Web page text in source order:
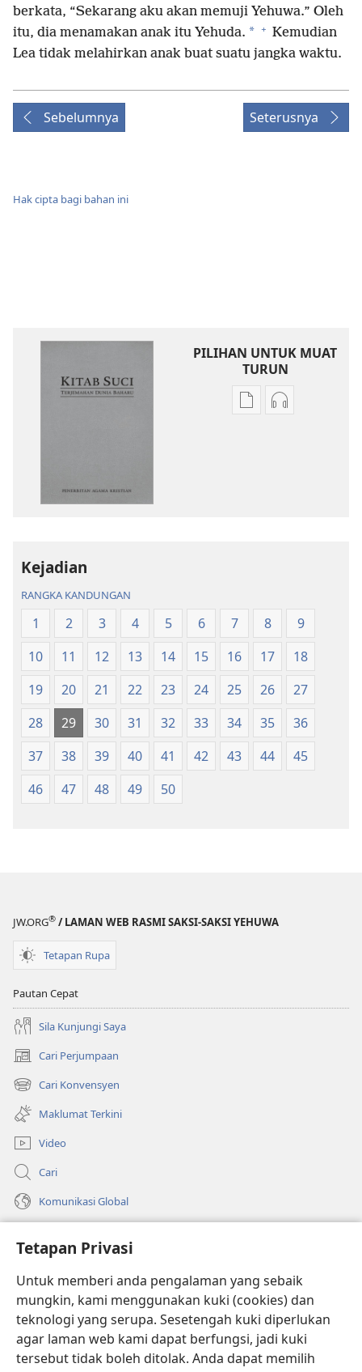
Tetapan Privasi
Untuk memberi anda pengalaman yang sebaik
mungkin, kami menggunakan kuki (cookies) dan
teknologi yang serupa. Sesetengah kuki diperlukan
agar laman web kami dapat berfungsi, jadi kuki
tersebut tidak boleh ditolak. Anda dapat memilih
berkata, “Sekarang aku akan memuji Yehuwa.” Oleh
itu, dia menamakan anak itu Yehuda. * + Kemudian
Lea tidak melahirkan anak buat suatu jangka waktu.
Sebelumnya Seterusnya
Hak cipta bagi bahan ini
PILIHAN UNTUK MUAT
TURUN
PilihanPilihan
Kejadian
RANGKA KANDUNGAN
1 2 3 4 5 6 7 8
9
10
11 12 13 14 15 16 17
18
19
20 21 22 23 24 25 26
27
28
29 30 31 32 33 34 35
36
37
38 39 40 41 42 43 44
45
46
47 48 49 50
JW.ORG® / LAMAN WEB RASMI SAKSI-SAKSI YEHUWA
Tetapan Rupa
Pautan Cepat
Sila Kunjungi Saya
Cari Perjumpaan
(membuka
tetingkap
baharu)
Cari Konvensyen
(membuka
tetingkap
baharu)
Maklumat Terkini
Video
Cari
Komunikasi Global
(membuka
tetingkap
baharu)PERPUSTAKAAN DALAM TALIAN Watchtower
(membuka
tetingkap
baharu)JW Hub
(membuka